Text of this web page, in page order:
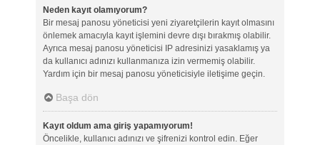
Neden kayıt olamıyorum?
Bir mesaj panosu yöneticisi yeni ziyaretçilerin kayıt olmasını
önlemek amacıyla kayıt işlemini devre dışı bırakmış olabilir.
Ayrıca mesaj panosu yöneticisi IP adresinizi yasaklamış ya
da kullanıcı adınızı kullanmanıza izin vermemiş olabilir.
Yardım için bir mesaj panosu yöneticisiyle iletişime geçin.
Başa dön
Kayıt oldum ama giriş yapamıyorum!
Öncelikle, kullanıcı adınızı ve şifrenizi kontrol edin. Eğer